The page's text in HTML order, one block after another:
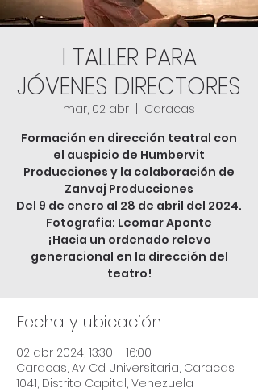
I TALLER PARA
JÓVENES DIRECTORES
mar, 02 abr
Caracas
Formación en dirección teatral con
el auspicio de Humbervit
Producciones y la colaboración de
Zanvaj Producciones
Del 9 de enero al 28 de abril del 2024.
Fotografia: Leomar Aponte
¡Hacia un ordenado relevo
generacional en la dirección del
Fecha y ubicación
02 abr 2024, 13:30 – 16:00
Caracas, Av. Cd Universitaria, Caracas
1041, Distrito Capital, Venezuela